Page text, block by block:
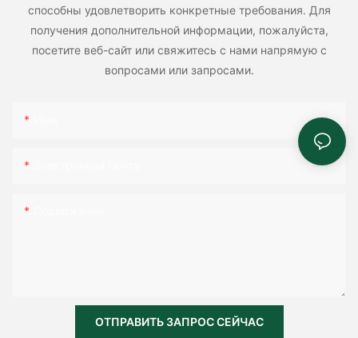
способны удовлетворить конкретные требования. Для
получения дополнительной информации, пожалуйста,
посетите веб-сайт или свяжитесь с нами напрямую с
вопросами или запросами.
ОТПРАВИТЬ ЗАПРОС СЕЙЧАС